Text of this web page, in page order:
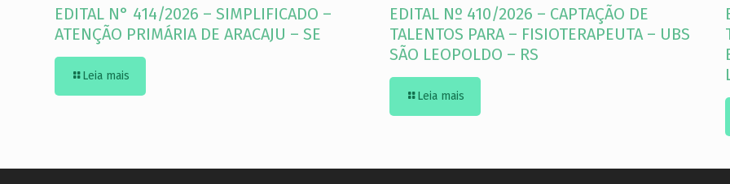
EDITAL N° 414/2026 – SIMPLIFICADO –
ATENÇÃO PRIMÁRIA DE ARACAJU – SE
Leia mais
EDITAL Nº 410/2026 – CAPTAÇÃO DE
TALENTOS PARA – FISIOTERAPEUTA – UBS
SÃO LEOPOLDO – RS
Leia mais